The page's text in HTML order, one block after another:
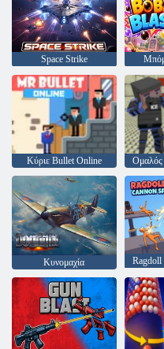
Space Strike
Κύριε Bullet Online
Κυνομαχία